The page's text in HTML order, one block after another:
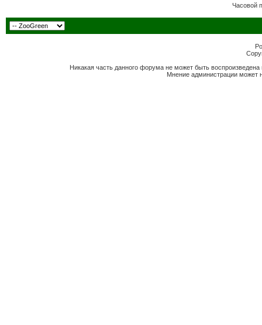
Часовой
Никакая часть данного форума не может быть
Мнение администрации может